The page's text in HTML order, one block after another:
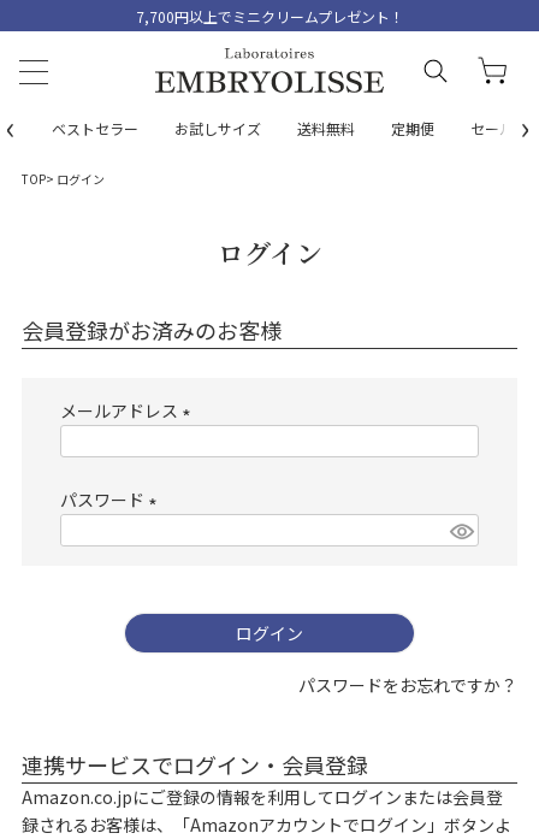
7,700円以上でミニクリームプレゼント！
‹ ベストセラー お試しサイズ 送料無料 定期便 セール ›
TOP ログイン
ログイン
会員登録がお済みのお客様
メールアドレス
パスワード
)
ログイン
パスワードをお忘れですか？
連携サービスでログイン・会員登録
Amazon.co.jpにご登録の情報を利用してログインまたは会員登
録されるお客様は、「Amazonアカウントでログイン」ボタンよ